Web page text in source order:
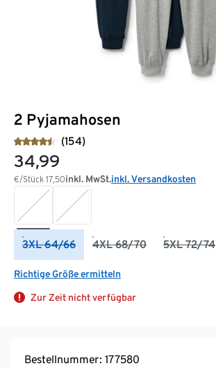
2 Pyjamahosen
(154)
34,99
€/Stück 17,50inkl. MwSt.inkl. Versandkosten
3XL 64/66 4XL 68/70 5XL 72/74
Richtige Größe ermitteln
Zur Zeit nicht verfügbar
Bestellnummer: 177580